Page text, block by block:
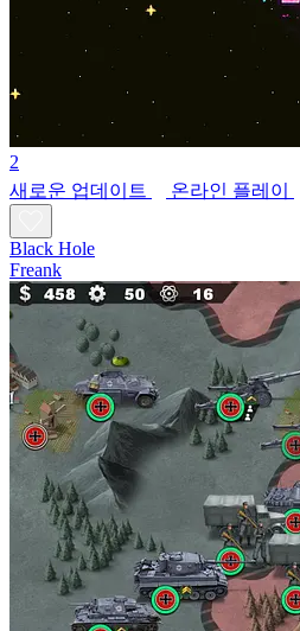
2
새로운 업데이트 온라인 플레이
Black Hole
Freank